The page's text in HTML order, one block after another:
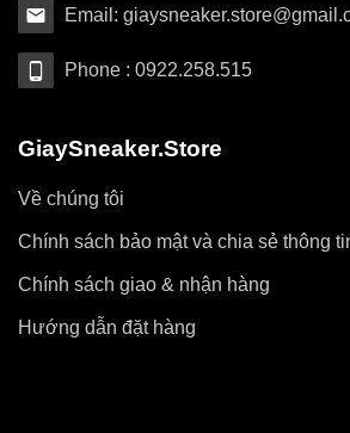
Email:
Phone : 0922.258.515
GiaySneaker.Store
Về chúng tôi
Chính sách bảo mật và chia sẻ thông
Chính sách giao & nhận hàng
Hướng dẫn đặt hàng